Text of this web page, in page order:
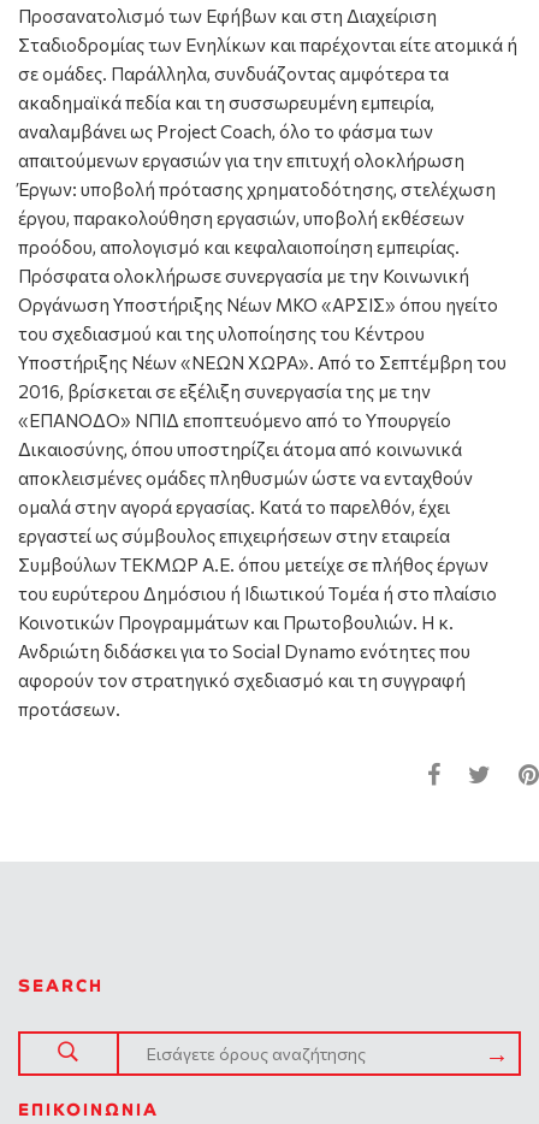
Προσανατολισμό των Εφήβων και στη Διαχείριση
Σταδιοδρομίας των Ενηλίκων και παρέχονται είτε ατομικά ή
σε ομάδες. Παράλληλα, συνδυάζοντας αμφότερα τα
ακαδημαϊκά πεδία και τη συσσωρευμένη εμπειρία,
αναλαμβάνει ως Project Coach, όλο το φάσμα των
απαιτούμενων εργασιών για την επιτυχή ολοκλήρωση
Έργων: υποβολή πρότασης χρηματοδότησης, στελέχωση
έργου, παρακολούθηση εργασιών, υποβολή εκθέσεων
προόδου, απολογισμό και κεφαλαιοποίηση εμπειρίας.
Πρόσφατα ολοκλήρωσε συνεργασία με την Κοινωνική
Οργάνωση Υποστήριξης Νέων ΜΚΟ «ΑΡΣΙΣ» όπου ηγείτο
του σχεδιασμού και της υλοποίησης του Κέντρου
Υποστήριξης Νέων «ΝΕΩΝ ΧΩΡΑ». Από το Σεπτέμβρη του
2016, βρίσκεται σε εξέλιξη συνεργασία της με την
«ΕΠΑΝΟΔΟ» ΝΠΙΔ εποπτευόμενο από το Υπουργείο
Δικαιοσύνης, όπου υποστηρίζει άτομα από κοινωνικά
αποκλεισμένες ομάδες πληθυσμών ώστε να ενταχθούν
ομαλά στην αγορά εργασίας. Κατά το παρελθόν, έχει
εργαστεί ως σύμβουλος επιχειρήσεων στην εταιρεία
Συμβούλων ΤΕΚΜΩΡ Α.Ε. όπου μετείχε σε πλήθος έργων
του ευρύτερου Δημόσιου ή Ιδιωτικού Τομέα ή στο πλαίσιο
Κοινοτικών Προγραμμάτων και Πρωτοβουλιών. Η κ.
Ανδριώτη διδάσκει για το Social Dynamo ενότητες που
αφορούν τον στρατηγικό σχεδιασμό και τη συγγραφή
προτάσεων.
SEARCH
ΕΠΙΚΟΙΝΩΝΊΑ